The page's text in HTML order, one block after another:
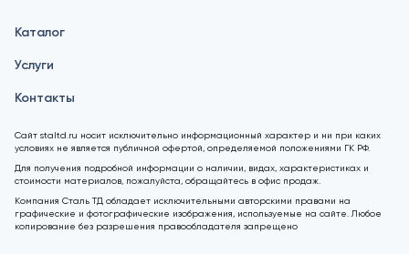
Каталог
Услуги
Контакты
Сайт staltd.ru носит исключительно информационный характер и ни при каких
условиях не является публичной офертой, определяемой положениями ГК РФ.
Для получения подробной информации о наличии, видах, характеристиках и
стоимости материалов, пожалуйста, обращайтесь в офис продаж.
Компания Сталь ТД обладает исключительными авторскими правами на
графические и фотографические изображения, используемые на сайте. Любое
копирование без разрешения правообладателя запрещено